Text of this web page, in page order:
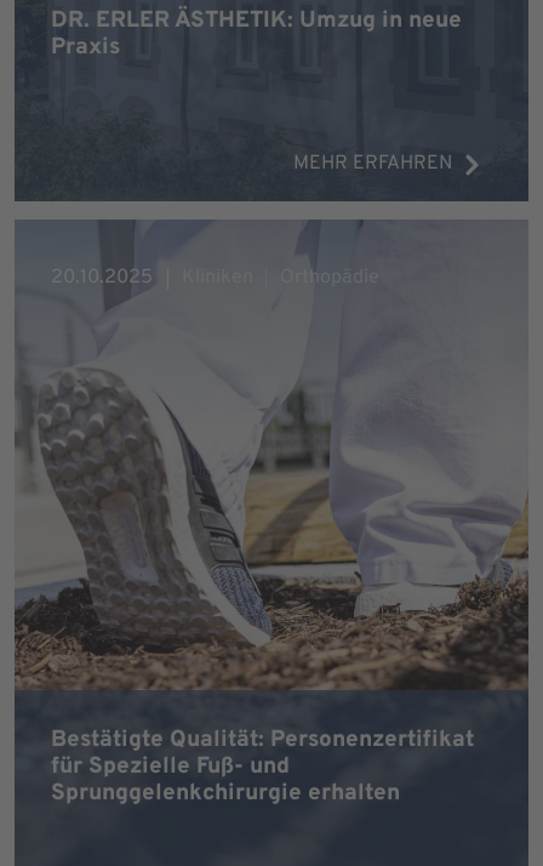
DR. ERLER ÄSTHETIK: Umzug in neue
Praxis
MEHR ERFAHREN
Bestätigte Qualität: Personenzertifikat
für Spezielle Fuß- und
Sprunggelenkchirurgie erhalten
20.10.2025 Orthopädie